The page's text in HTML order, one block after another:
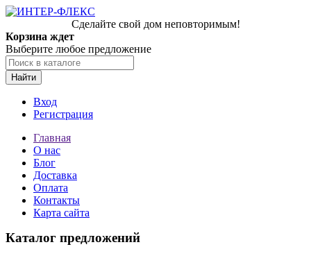
Сделайте свой дом неповторимым!
Корзина ждет
Выберите любое предложение
Найти
Вход
Регистрация
Главная
О нас
Блог
Доставка
Оплата
Контакты
Карта сайта
Каталог предложений